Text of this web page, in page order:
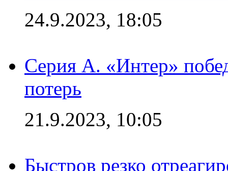
24.9.2023, 18:05
Серия А. «Интер»
потерь
21.9.2023, 10:05
Быстров резко